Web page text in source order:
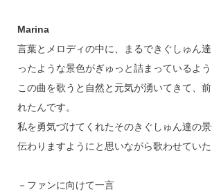
Marina
言葉とメロディの中に、まるできぐしゅん
ったような景色がぎゅっと詰まっているよう
この曲を歌うと自然と元気が湧いてきて、
れたんです。
私を勇気づけてくれたそのきぐしゅん達の
伝わりますようにと思いながら歌わせていた
－ファンに向けて一言